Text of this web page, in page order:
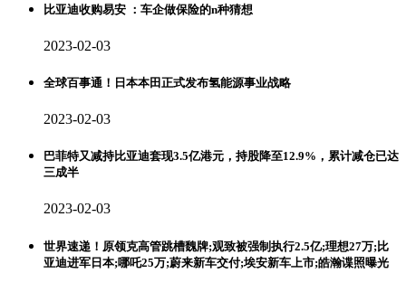
比亚迪收购易安 ：车企做保险的n种猜想
2023-02-03
全球百事通！日本本田正式发布氢能源事业战略
2023-02-03
巴菲特又减持比亚迪套现3.5亿港元，持股降至12.9%，累计减仓已达
三成半
2023-02-03
世界速递！原领克高管跳槽魏牌;观致被强制执行2.5亿;理想27万;比
亚迪进军日本;哪吒25万;蔚来新车交付;埃安新车上市;皓瀚谍照曝光